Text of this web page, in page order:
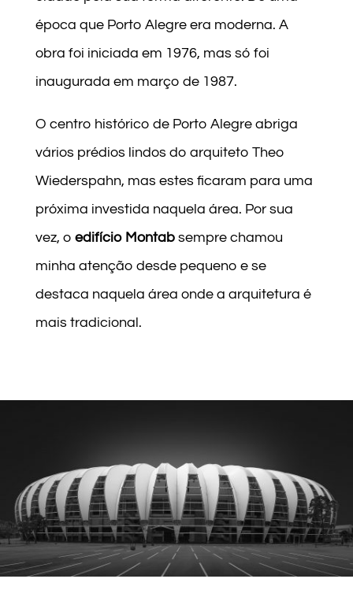
época que Porto Alegre era moderna. A
obra foi iniciada em 1976, mas só foi
inaugurada em março de 1987.
O centro histórico de Porto Alegre abriga
vários prédios lindos do arquiteto Theo
Wiederspahn, mas estes ficaram para uma
próxima investida naquela área. Por sua
vez, o edifício Montabsempre chamou
minha atenção desde pequeno e se
destaca naquela área onde a arquitetura é
mais tradicional.